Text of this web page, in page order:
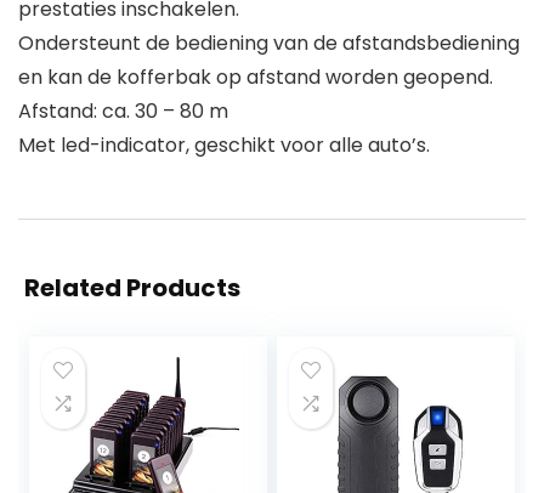
prestaties inschakelen.
Ondersteunt de bediening van de afstandsbediening
en kan de kofferbak op afstand worden geopend.
Afstand: ca. 30 – 80 m
Met led-indicator, geschikt voor alle auto’s.
Related Products